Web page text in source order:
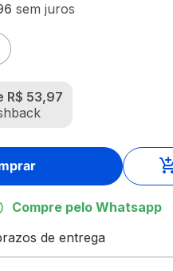
sem juros
R$ 53,97
Compre pelo Whatsapp